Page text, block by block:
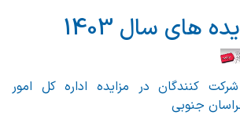
های سال 1403
کنندگان در مزایده اداره کل امور
جنوبی